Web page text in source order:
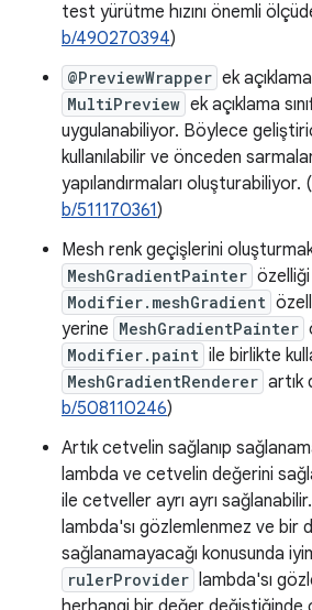
test yürütme hızını önemli
b/490270394)
@PreviewWrapper ek
MultiPreview ek açıklama
uygulanabiliyor. Böylece
kullanılabilir ve önceden
yapılandırmaları oluşturabiliyor. (
b/511170361)
Mesh renk geçişlerini
MeshGradientPainter özelliği
Modifier.meshGradient
yerine MeshGradientPainter
Modifier.paint ile birlikte
MeshGradientRenderer artık
b/508110246)
Artık cetvelin sağlanıp
lambda ve cetvelin değerini
ile cetveller ayrı ayrı sağlanabilir.
lambda'sı gözlemlenmez ve bir
sağlanamayacağı konusunda
rulerProvider lambda'sı